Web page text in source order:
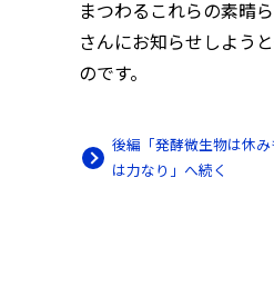
まつわるこれらの素晴
さんにお知らせしよう
のです。
後編「発酵微生物は休
は力なり」へ続く